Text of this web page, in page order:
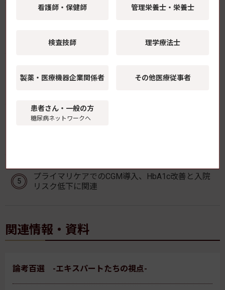
くすりと糖尿病学会
「マンジャロ皮下注」の薬価が8月1日より改定
プライマリケアでのCGM導入、HbA1c改善と入院
リスク低下に関連
関連情報・資料
論考百選 -エキスパートたちの視点-
看護師・保健師 管理栄養士・栄養士
検査技師 理学療法士
製薬・医療機器企業関係者 その他医療従事者
患者さん・一般の方
糖尿病ネットワークへ